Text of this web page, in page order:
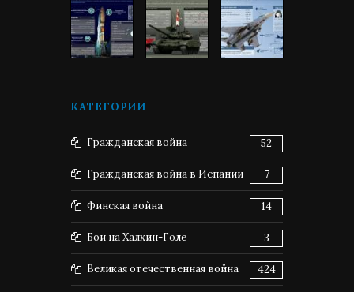
КАТЕГОРИИ
Гражданская война 52
Гражданская война в Испании 7
Финская война 14
Бои на Халхин-Голе 3
Великая отечественная война 424